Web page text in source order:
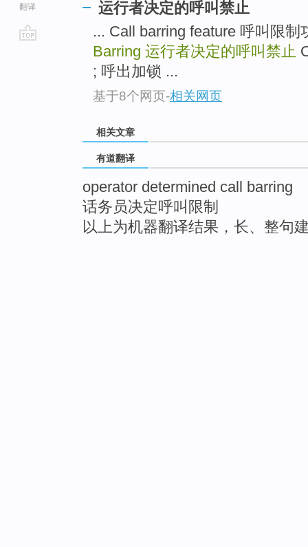
翻译
运行者决定的呼叫禁止
... Call barring feature 呼叫限
Barring 运行者决定的呼叫禁止
; 呼出加锁 ...
基于8个网页-相关网页
相关文章
有道翻译
operator determined call barring
话务员决定呼叫限制
以上为机器翻译结果，长、整句